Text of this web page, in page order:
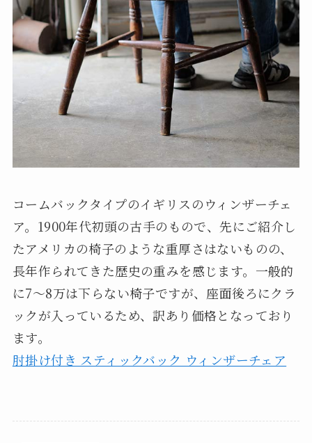
コームバックタイプのイギリスのウィンザーチェ
ア。1900年代初頭の古手のもので、先にご紹介し
たアメリカの椅子のような重厚さはないものの、
長年作られてきた歴史の重みを感じます。一般的
に7～8万は下らない椅子ですが、座面後ろにクラ
ックが入っているため、訳あり価格となっており
ます。
肘掛け付き スティックバック ウィンザーチェア